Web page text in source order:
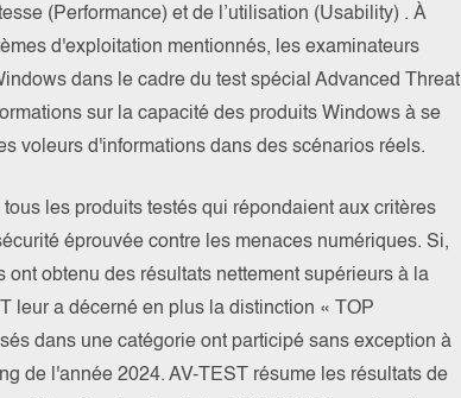
(Performance) et de l’utilisation (Usability) . À
d'exploitation mentionnés, les examinateurs
dans le cadre du test spécial Advanced Threat
sur la capacité des produits Windows à se
voleurs d'informations dans des scénarios réels.
les produits testés qui répondaient aux critères
éprouvée contre les menaces numériques. Si,
obtenu des résultats nettement supérieurs à la
leur a décerné en plus la distinction « TOP
dans une catégorie ont participé sans exception à
de l'année 2024. AV-TEST résume les résultats de